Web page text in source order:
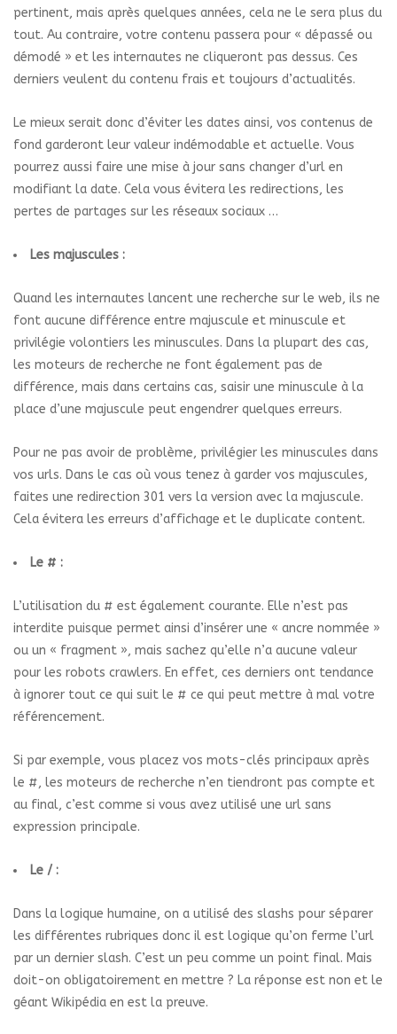
pertinent, mais après quelques années, cela ne le sera plus du
tout. Au contraire, votre contenu passera pour « dépassé ou
démodé » et les internautes ne cliqueront pas dessus. Ces
derniers veulent du contenu frais et toujours d’actualités.
Le mieux serait donc d’éviter les dates ainsi, vos contenus de
fond garderont leur valeur indémodable et actuelle. Vous
pourrez aussi faire une mise à jour sans changer d’url en
modifiant la date. Cela vous évitera les redirections, les
pertes de partages sur les réseaux sociaux …
Les majuscules :
Quand les internautes lancent une recherche sur le web, ils ne
font aucune différence entre majuscule et minuscule et
privilégie volontiers les minuscules. Dans la plupart des cas,
les moteurs de recherche ne font également pas de
différence, mais dans certains cas, saisir une minuscule à la
place d’une majuscule peut engendrer quelques erreurs.
Pour ne pas avoir de problème, privilégier les minuscules dans
vos urls. Dans le cas où vous tenez à garder vos majuscules,
faites une redirection 301 vers la version avec la majuscule.
Cela évitera les erreurs d’affichage et le duplicate content.
Le # :
L’utilisation du # est également courante. Elle n’est pas
interdite puisque permet ainsi d’insérer une « ancre nommée »
ou un « fragment », mais sachez qu’elle n’a aucune valeur
pour les robots crawlers. En effet, ces derniers ont tendance
à ignorer tout ce qui suit le # ce qui peut mettre à mal votre
référencement.
Si par exemple, vous placez vos mots-clés principaux après
le #, les moteurs de recherche n’en tiendront pas compte et
au final, c’est comme si vous avez utilisé une url sans
expression principale.
Le / :
Dans la logique humaine, on a utilisé des slashs pour séparer
les différentes rubriques donc il est logique qu’on ferme l’url
par un dernier slash. C’est un peu comme un point final. Mais
doit-on obligatoirement en mettre ? La réponse est non et le
géant Wikipédia en est la preuve.